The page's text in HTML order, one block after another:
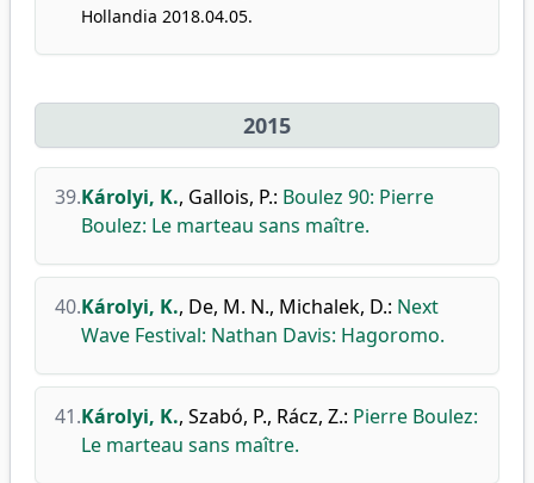
Hollandia 2018.04.05.
2015
39.Károlyi, K., Gallois, P.: Boulez 90: Pierre
Boulez: Le marteau sans maître.
40.Károlyi, K., De, M. N., Michalek, D.: Next
Wave Festival: Nathan Davis: Hagoromo.
41.Károlyi, K., Szabó, P., Rácz, Z.: Pierre Boulez:
Le marteau sans maître.